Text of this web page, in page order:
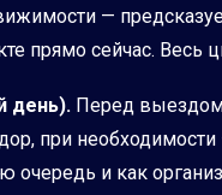
—
прямо сейчас. Весь
день). Перед выездом
при
и как